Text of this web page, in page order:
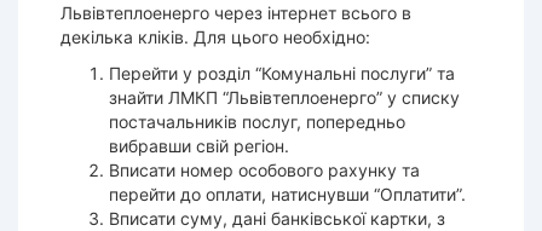
Львівтеплоенерго через інтернет всього в
декілька кліків. Для цього необхідно:
Перейти у розділ “Комунальні послуги” та
знайти ЛМКП “Львівтеплоенерго” у списку
постачальників послуг, попередньо
вибравши свій регіон.
Вписати номер особового рахунку та
перейти до оплати, натиснувши “Оплатити”.
Вписати суму, дані банківської картки, з